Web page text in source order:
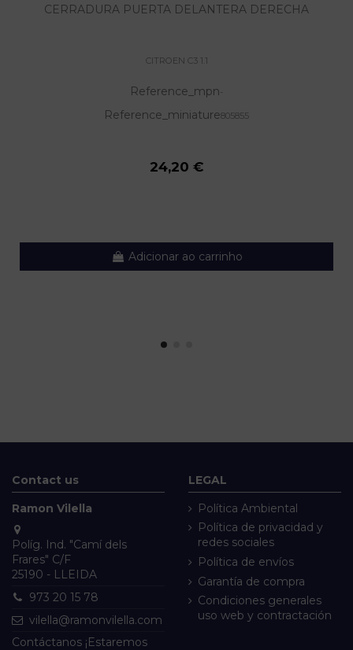
CERRADURA PUERTA DELANTERA DERECHA
CITROEN C3 1.1
Reference_mpn-
Reference_miniature805855
24,20 €
Adicionar ao carrinho
Contact us
Ramon Vilella
Políg. Ind. "Camí dels
Frares" C/F
25190 - LLEIDA
973 20 15 78
vilella@ramonvilella.com
Contáctanos ¡Estaremos
LEGAL
Política Ambiental
Política de privacidad y
redes sociales
Política de envíos
Garantía de compra
Condiciones generales
uso web y contractación